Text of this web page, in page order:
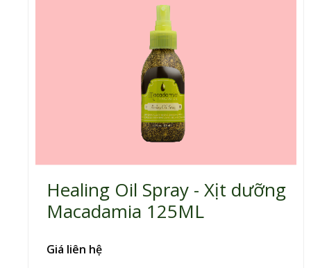
Healing Oil Spray - Xịt dưỡng
Macadamia 125ML
Giá liên hệ